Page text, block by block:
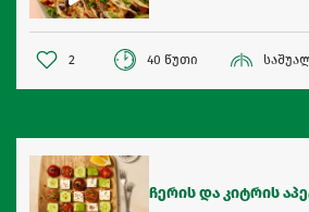
2 40 წუთი
ჩერის და კიტრის